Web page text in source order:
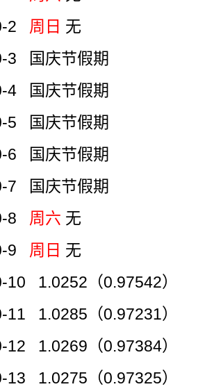
2 周日 无
3 国庆节假期
4 国庆节假期
5 国庆节假期
6 国庆节假期
7 国庆节假期
8 周六 无
9 周日 无
10 1.0252（0.97542）
11 1.0285（0.97231）
12 1.0269（0.97384）
13 1.0275（0.97325）